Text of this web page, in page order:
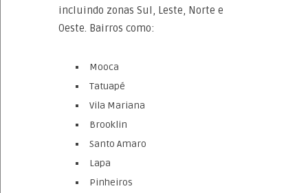
incluindo zonas Sul, Leste, Norte e
Oeste. Bairros como:
Mooca
Tatuapé
Vila Mariana
Brooklin
Santo Amaro
Lapa
Pinheiros